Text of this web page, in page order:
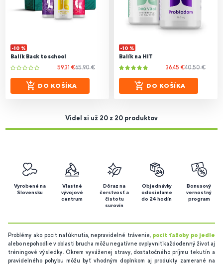
-10 %
Balík Back to school
65.90 €
59.31 €
DO KOŠÍKA
-10 %
Balík na HIT
40.50 €
36.45 €
DO KOŠÍKA
Videl si už 20 z 20 produktov
Vyrobené na
Slovensku
Vlastné
vývojové
centrum
Dôraz na
čerstvosť a
čistotu
surovín
Objednávky
odosielame
do 24 hodín
Bonusový
vernostný
program
Problémy ako pocit nafúknutia, nepravidelné trávenie, pocit ťažoby po jedle
alebo nepohodlie v oblasti brucha môžu negatívne ovplyvniť každodenný život aj
tréningové výsledky. Okrem vyváženej stravy, dostatočného príjmu tekutín a
pravidelného pohybu môžu byť vhodným doplnkom aj produkty zamerané na